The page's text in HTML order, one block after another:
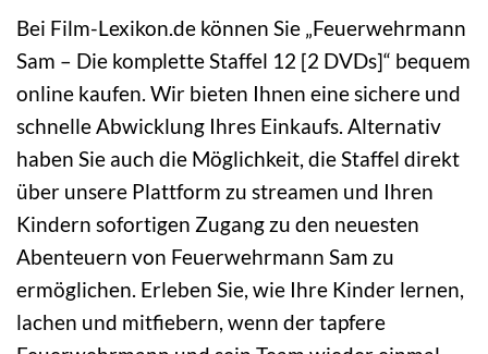
Bei Film-Lexikon.de können Sie „Feuerwehrmann
Sam – Die komplette Staffel 12 [2 DVDs]“ bequem
online kaufen. Wir bieten Ihnen eine sichere und
schnelle Abwicklung Ihres Einkaufs. Alternativ
haben Sie auch die Möglichkeit, die Staffel direkt
über unsere Plattform zu streamen und Ihren
Kindern sofortigen Zugang zu den neuesten
Abenteuern von Feuerwehrmann Sam zu
ermöglichen. Erleben Sie, wie Ihre Kinder lernen,
lachen und mitfiebern, wenn der tapfere